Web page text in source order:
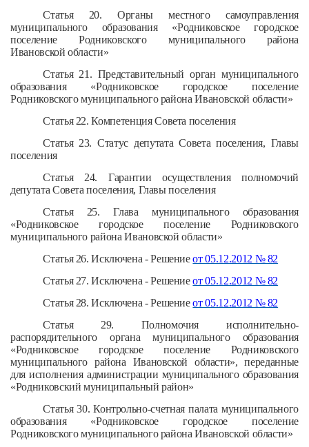
Статья 20. Органы местного самоуправления
муниципального образования «Родниковское городское
поселение Родниковского муниципального района
Ивановской области»
Статья 21. Представительный орган муниципального
образования «Родниковское городское поселение
Родниковского муниципального района Ивановской области»
Статья 22. Компетенция Совета поселения
Статья 23. Статус депутата Совета поселения, Главы
поселения
Статья 24. Гарантии осуществления полномочий
депутата Совета поселения, Главы поселения
Статья 25. Глава муниципального образования
«Родниковское городское поселение Родниковского
муниципального района Ивановской области»
Статья 26. Исключена - Решениеот 05.12.2012 № 82
Статья 27. Исключена - Решениеот 05.12.2012 № 82
Статья 28. Исключена - Решениеот 05.12.2012 № 82
Статья 29. Полномочия исполнительно-
распорядительного органа муниципального образования
«Родниковское городское поселение Родниковского
муниципального района Ивановской области», переданные
для исполнения администрации муниципального образования
«Родниковский муниципальный район»
Статья 30. Контрольно-счетная палата муниципального
образования «Родниковское городское поселение
Родниковского муниципального района Ивановской области»